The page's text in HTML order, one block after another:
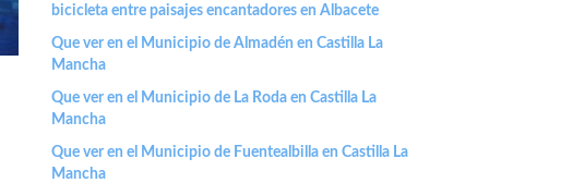
bicicleta entre paisajes encantadores en Albacete
Que ver en el Municipio de Almadén en Castilla La
Mancha
Que ver en el Municipio de La Roda en Castilla La
Mancha
Que ver en el Municipio de Fuentealbilla en Castilla La
Mancha